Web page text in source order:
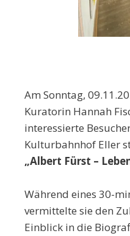
Am Sonntag,
Kuratorin Hannah
interessierte
Kulturbahnhof Eller
„Albert Fürst –
Während eines 30-
vermittelte sie den
Einblick in die